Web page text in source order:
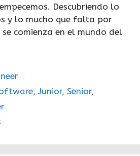
Descubriendo lo
y lo mucho que falta por
comienza en el mundo del
,Junior,Senior,